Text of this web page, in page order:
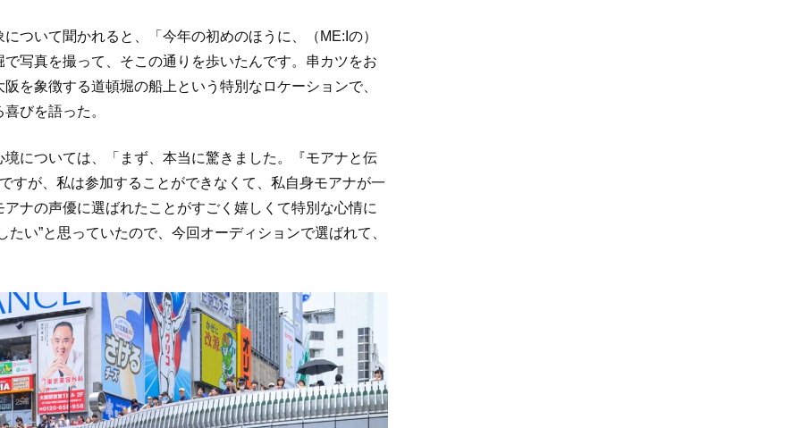
ついて聞かれると、「今年の初めのほうに、（ME:Iの）
写真を撮って、そこの通りを歩いたんです。串カツをお
を象徴する道頓堀の船上という特別なロケーションで、
びを語った。
については、「まず、本当に驚きました。『モアナと伝
すが、私は参加することができなくて、私自身モアナが一
ナの声優に選ばれたことがすごく嬉しくて特別な心情に
い”と思っていたので、今回オーディションで選ばれて、